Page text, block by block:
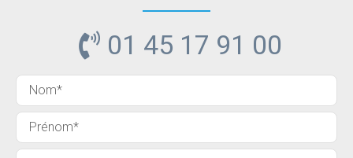
01 45 17 91 00